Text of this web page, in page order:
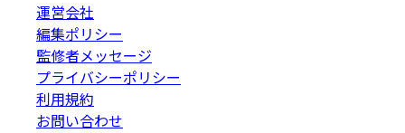
運営会社
編集ポリシー
監修者メッセージ
プライバシーポリシー
利用規約
お問い合わせ